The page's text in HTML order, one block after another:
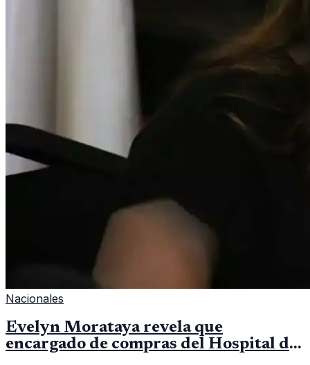
Nacionales
Evelyn Morataya revela que
encargado de compras del Hospital de